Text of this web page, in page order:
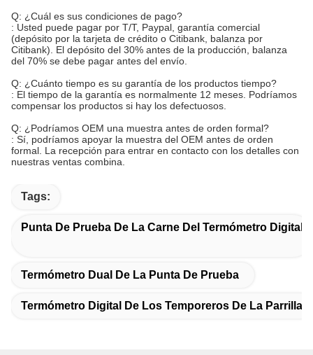
Q: ¿Cuál es sus condiciones de pago?
: Usted puede pagar por T/T, Paypal, garantía comercial
(depósito por la tarjeta de crédito o Citibank, balanza por
Citibank). El depósito del 30% antes de la producción, balanza
del 70% se debe pagar antes del envío.
Q: ¿Cuánto tiempo es su garantía de los productos tiempo?
: El tiempo de la garantía es normalmente 12 meses. Podríamos
compensar los productos si hay los defectuosos.
Q: ¿Podríamos OEM una muestra antes de orden formal?
: Sí, podríamos apoyar la muestra del OEM antes de orden
formal. La recepción para entrar en contacto con los detalles con
nuestras ventas combina.
Tags:
Punta De Prueba De La Carne Del Termómetro Digital
Termómetro Dual De La Punta De Prueba
Termómetro Digital De Los Temporeros De La Parrilla